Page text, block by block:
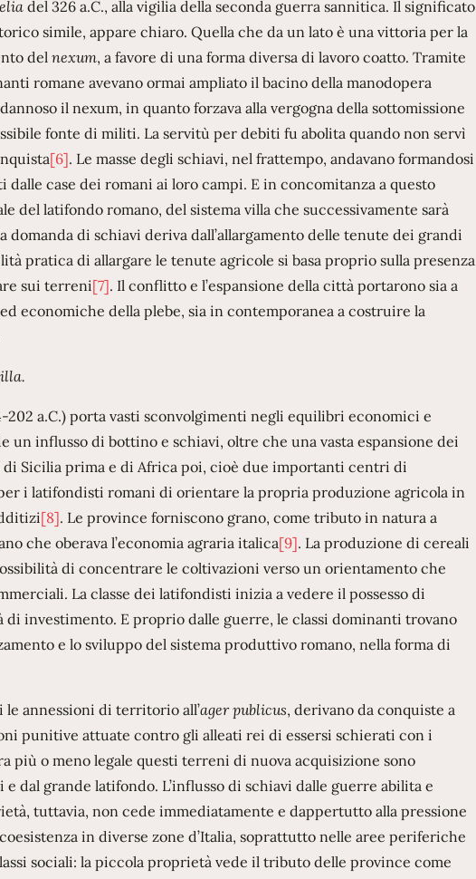
del 326 a.C., alla vigilia della seconda guerra sannitica. Il significato
simile, appare chiaro. Quella che da un lato è una vittoria per la
del nexum, a favore di una forma diversa di lavoro coatto. Tramite
romane avevano ormai ampliato il bacino della manodopera
il nexum, in quanto forzava alla vergogna della sottomissione
fonte di militi. La servitù per debiti fu abolita quando non servì
[6]. Le masse degli schiavi, nel frattempo, andavano formandosi
case dei romani ai loro campi. E in concomitanza a questo
del latifondo romano, del sistema villa che successivamente sarà
domanda di schiavi deriva dall’allargamento delle tenute dei grandi
pratica di allargare le tenute agricole si basa proprio sulla presenza
sui terreni[7]. Il conflitto e l’espansione della città portarono sia a
economiche della plebe, sia in contemporanea a costruire la
a.C.) porta vasti sconvolgimenti negli equilibri economici e
un influsso di bottino e schiavi, oltre che una vasta espansione dei
Sicilia prima e di Africa poi, cioè due importanti centri di
i latifondisti romani di orientare la propria produzione agricola in
[8]. Le province forniscono grano, come tributo in natura a
che oberava l’economia agraria italica[9]. La produzione di cereali
di concentrare le coltivazioni verso un orientamento che
La classe dei latifondisti inizia a vedere il possesso di
investimento. E proprio dalle guerre, le classi dominanti trovano
e lo sviluppo del sistema produttivo romano, nella forma di
annessioni di territorio all’ager publicus, derivano da conquiste a
punitive attuate contro gli alleati rei di essersi schierati con i
più o meno legale questi terreni di nuova acquisizione sono
dal grande latifondo. L’influsso di schiavi dalle guerre abilita e
tuttavia, non cede immediatamente e dappertutto alla pressione
in diverse zone d’Italia, soprattutto nelle aree periferiche
sociali: la piccola proprietà vede il tributo delle province come